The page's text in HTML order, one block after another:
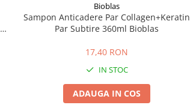
Bioblas
Sampon Anticadere Par Collagen+Keratin
Par Subtire 360ml Bioblas
17,40 RON
IN STOC
ADAUGA IN COS